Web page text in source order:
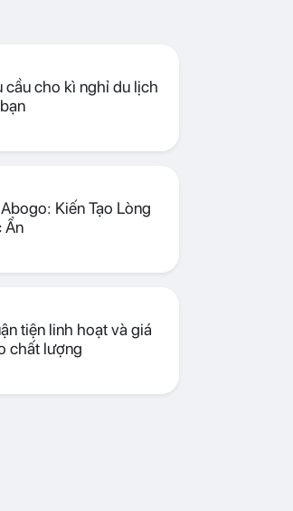
cho kì nghỉ du lịch
Kiến Tạo Lòng
Ẩn
tiện linh hoạt và giá
chất lượng